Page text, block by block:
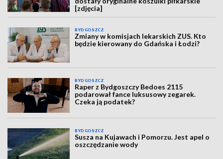
[zdjęcia]
BYDGOSZCZ
Zmiany w komisjach lekarskich ZUS. Kto
będzie kierowany do Gdańska i Łodzi?
BYDGOSZCZ
Raper z Bydgoszczy Bedoes 2115
podarował fance luksusowy zegarek.
Czeka ją podatek?
BYDGOSZCZ
Susza na Kujawach i Pomorzu. Jest apel o
oszczędzanie wody